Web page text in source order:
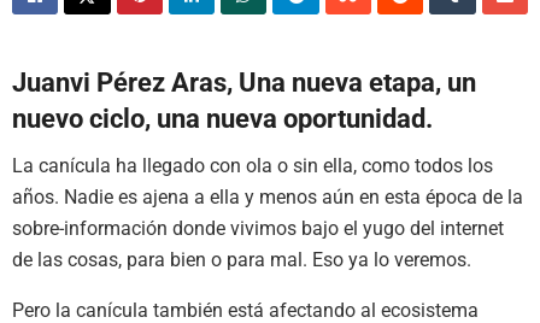
Juanvi Pérez Aras, Una nueva etapa, un
nuevo ciclo, una nueva oportunidad.
La canícula ha llegado con ola o sin ella, como todos los
años. Nadie es ajena a ella y menos aún en esta época de la
sobre-información donde vivimos bajo el yugo del internet
de las cosas, para bien o para mal. Eso ya lo veremos.
Pero la canícula también está afectando al ecosistema